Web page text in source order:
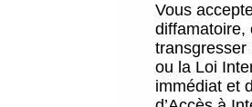
Vous
diffamatoire,
transgresser
ou la Loi
immédiat et